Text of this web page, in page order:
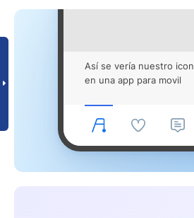
Así se vería nuestro
en una app para movil